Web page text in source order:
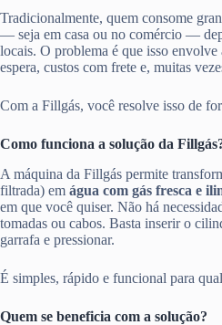
Tradicionalmente, quem consome
— seja em casa ou no comércio —
locais. O problema é que isso envolve
espera, custos com frete e, muitas
Com a Fillgás, você resolve isso de
Como funciona a solução da
A máquina da Fillgás permite
filtrada) em água com gás fresca e
em que você quiser. Não há
tomadas ou cabos. Basta inserir o
garrafa e pressionar.
É simples, rápido e funcional para
Quem se beneficia com a solução?